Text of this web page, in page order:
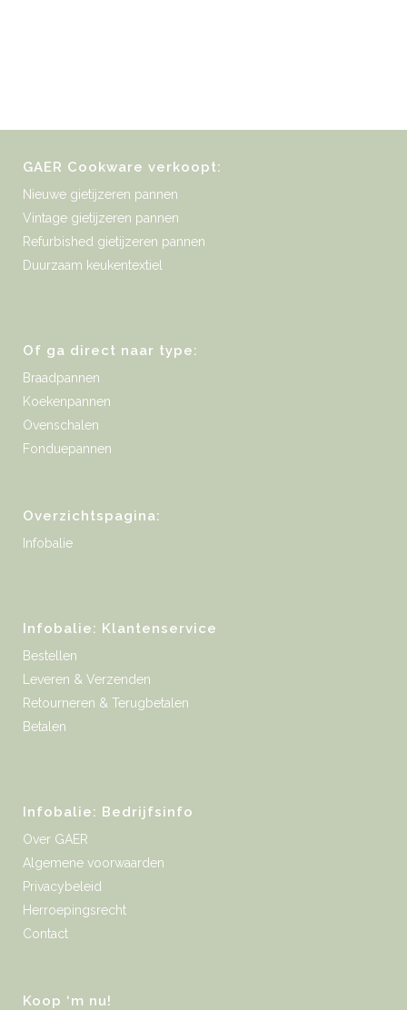
GAER Cookware verkoopt:
Nieuwe gietijzeren pannen
Vintage gietijzeren pannen
Refurbished gietijzeren pannen
Duurzaam keukentextiel
Of ga direct naar type:
Braadpannen
Koekenpannen
Ovenschalen
Fonduepannen
Overzichtspagina:
Infobalie
Infobalie: Klantenservice
Bestellen
Leveren & Verzenden
Retourneren & Terugbetalen
Betalen
Infobalie: Bedrijfsinfo
Over GAER
Algemene voorwaarden
Privacybeleid
Herroepingsrecht
Contact
Koop ‘m nu!